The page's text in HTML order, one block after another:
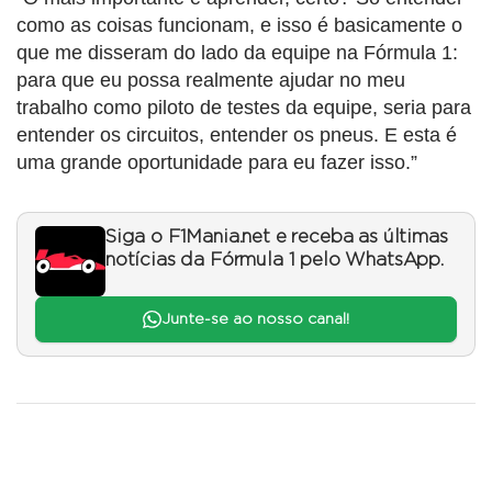
como as coisas funcionam, e isso é basicamente o
que me disseram do lado da equipe na Fórmula 1:
para que eu possa realmente ajudar no meu
trabalho como piloto de testes da equipe, seria para
entender os circuitos, entender os pneus. E esta é
uma grande oportunidade para eu fazer isso.”
Siga o F1Mania.net e receba as últimas
notícias da Fórmula 1 pelo WhatsApp.
Junte-se ao nosso canal!